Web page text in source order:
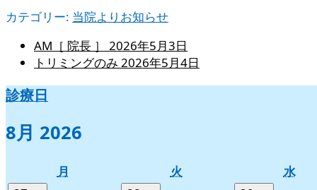
カテゴリー: 当院よりお知らせ
AM［ 院長 ］ 2026年5月3日
トリミングのみ 2026年5月4日
診療日
8月 2026
月 火 水水